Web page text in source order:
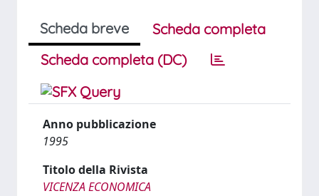
Scheda breve
Scheda completa
Scheda completa (DC)
Anno pubblicazione
1995
Titolo della Rivista
VICENZA ECONOMICA